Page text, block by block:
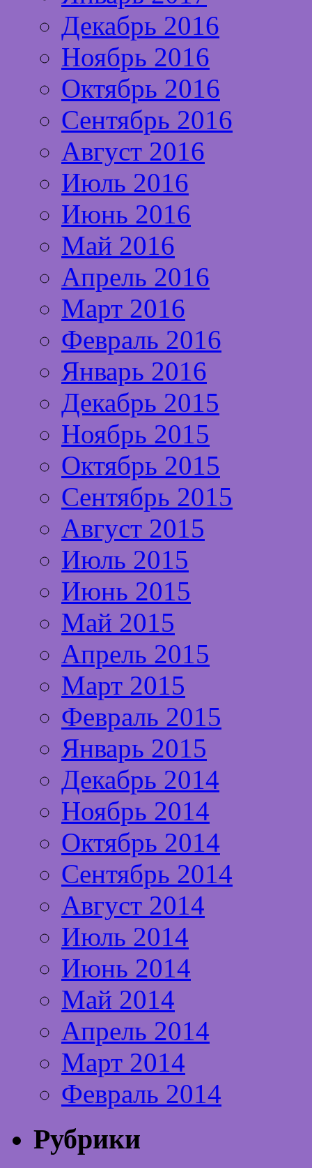
Декабрь 2016
Ноябрь 2016
Октябрь 2016
Сентябрь 2016
Август 2016
Июль 2016
Июнь 2016
Май 2016
Апрель 2016
Март 2016
Февраль 2016
Январь 2016
Декабрь 2015
Ноябрь 2015
Октябрь 2015
Сентябрь 2015
Август 2015
Июль 2015
Июнь 2015
Май 2015
Апрель 2015
Март 2015
Февраль 2015
Январь 2015
Декабрь 2014
Ноябрь 2014
Октябрь 2014
Сентябрь 2014
Август 2014
Июль 2014
Июнь 2014
Май 2014
Апрель 2014
Март 2014
Февраль 2014
Рубрики